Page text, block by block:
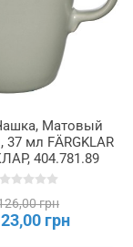
Матовый
мл FÄRGKLAR
404.781.89
грн
грн